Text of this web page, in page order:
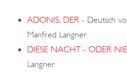
ADONIS, DER - Deutsch
Manfred Langner
DIESE NACHT - ODER
Langner